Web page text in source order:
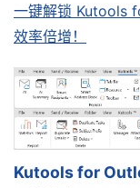
一键解锁 Kutools
效率倍增！
Kutools for